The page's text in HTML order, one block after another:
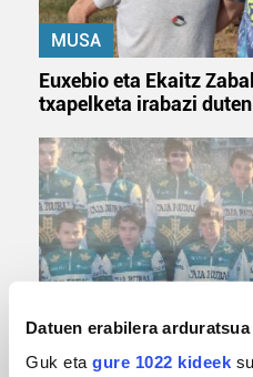
Datuen erabilera arduratsua
Guk eta gure 1022 kideek
MUSA
Euxebio eta Ekaitz
txapelketa irabazi
TXIRRINDULARITZA